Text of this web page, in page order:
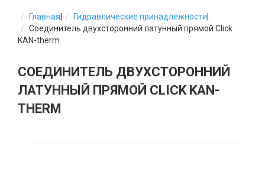
Главная Гидравлические принадлежности
Соединитель двухсторонний латунный прямой Click
KAN-therm
СОЕДИНИТЕЛЬ ДВУХСТОРОННИЙ
ЛАТУННЫЙ ПРЯМОЙ CLICK KAN-
THERM